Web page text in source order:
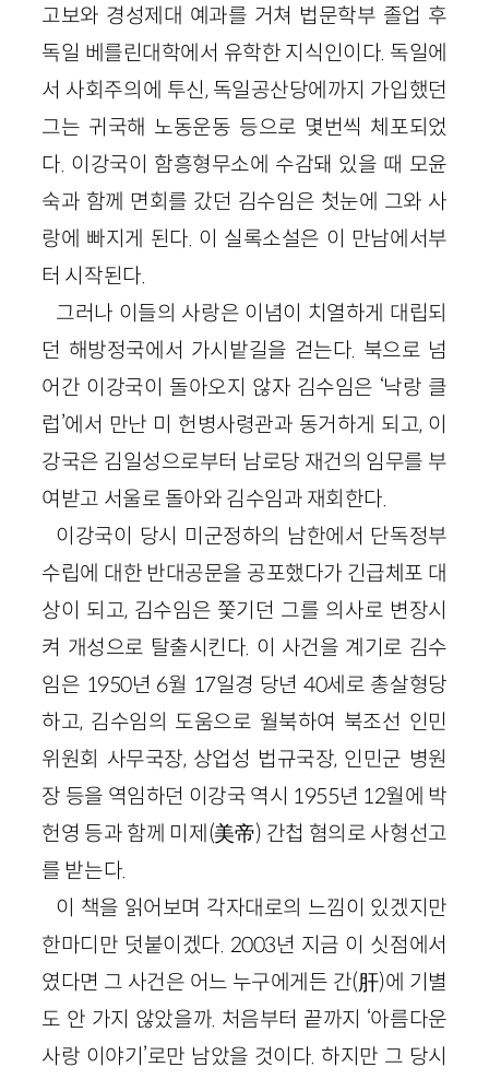
고보와 경성제대 예과를 거쳐 법문학부 졸업 후
독일 베를린대학에서 유학한 지식인이다. 독일에
서 사회주의에 투신, 독일공산당에까지 가입했던
그는 귀국해 노동운동 등으로 몇번씩 체포되었
다. 이강국이 함흥형무소에 수감돼 있을 때 모윤
숙과 함께 면회를 갔던 김수임은 첫눈에 그와 사
랑에 빠지게 된다. 이 실록소설은 이 만남에서부
터 시작된다.
그러나 이들의 사랑은 이념이 치열하게 대립되
던 해방정국에서 가시밭길을 걷는다. 북으로 넘
어간 이강국이 돌아오지 않자 김수임은 ‘낙랑 클
럽’에서 만난 미 헌병사령관과 동거하게 되고, 이
강국은 김일성으로부터 남로당 재건의 임무를 부
여받고 서울로 돌아와 김수임과 재회한다.
이강국이 당시 미군정하의 남한에서 단독정부
수립에 대한 반대공문을 공포했다가 긴급체포 대
상이 되고, 김수임은 쫓기던 그를 의사로 변장시
켜 개성으로 탈출시킨다. 이 사건을 계기로 김수
임은 1950년 6월 17일경 당년 40세로 총살형당
하고, 김수임의 도움으로 월북하여 북조선 인민
위원회 사무국장, 상업성 법규국장, 인민군 병원
장 등을 역임하던 이강국 역시 1955년 12월에 박
헌영 등과 함께 미제(美帝) 간첩 혐의로 사형선고
를 받는다.
이 책을 읽어보며 각자대로의 느낌이 있겠지만
한마디만 덧붙이겠다. 2003년 지금 이 싯점에서
였다면 그 사건은 어느 누구에게든 간(肝)에 기별
도 안 가지 않았을까. 처음부터 끝까지 ‘아름다운
사랑 이야기’로만 남았을 것이다. 하지만 그 당시